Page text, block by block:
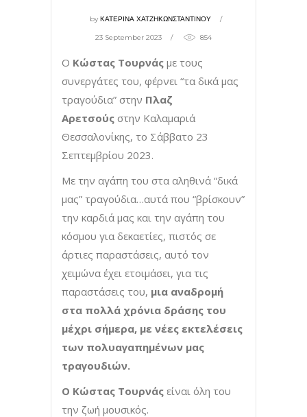
byΚΑΤΕΡΙΝΑ ΧΑΤΖΗΚΩΝΣΤΑΝΤΙΝΟΥ
23 September 2023 854
Ο Κώστας Τουρνάς με τους
συνεργάτες του, φέρνει “τα δικά μας
τραγούδια” στην Πλαζ
Αρετσούς στην Καλαμαριά
Θεσσαλονίκης, το Σάββατο 23
Σεπτεμβρίου 2023.
Με την αγάπη του στα αληθινά “δικά
μας” τραγούδια…αυτά που “βρίσκουν”
την καρδιά μας και την αγάπη του
κόσμου για δεκαετίες, πιστός σε
άρτιες παραστάσεις, αυτό τον
χειμώνα έχει ετοιμάσει, για τις
παραστάσεις του, μια αναδρομή
στα πολλά χρόνια δράσης του
μέχρι σήμερα, με νέες εκτελέσεις
των πολυαγαπημένων μας
τραγουδιών.
Ο Κώστας Τουρνάς είναι όλη του
την ζωή μουσικός.